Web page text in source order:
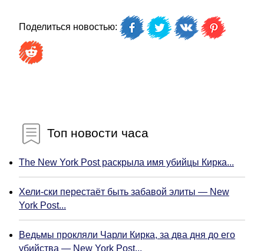
Поделиться новостью:
Топ новости часа
The New York Post раскрыла имя убийцы Кирка...
Хели-ски перестаёт быть забавой элиты — New
York Post...
Ведьмы прокляли Чарли Кирка, за два дня до его
убийства — New York Post...